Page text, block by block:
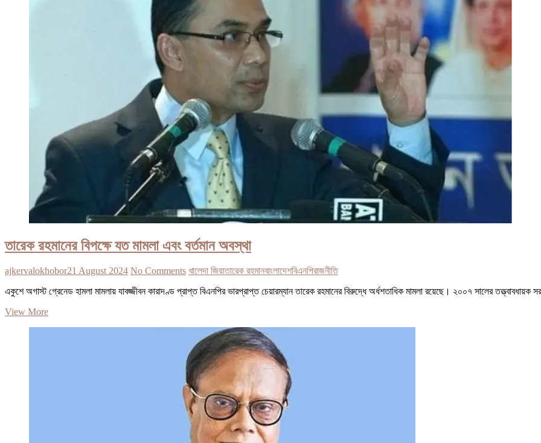
তারেক রহমানের বিপক্ষে যত মামলা এবং বর্তমান অবস্থা
ajkervalokhobor21 August 2024 No Comments খালেদা জিয়াতারেক রহমানবাংলাদেশবিএনপিরাজনীতি
একুশে অগাস্ট গ্রেনেড হামলা মামলায় যাবজ্জীবন কারাদণ্ড প্রাপ্ত বিএনপির ভারপ্রাপ্ত চেয়ারম্যান তারেক রহমানের বিরুদ্ধে অর্ধশতাধিক মামলা রয়েছে। ২০০৭ সালের
View Moreতারেক